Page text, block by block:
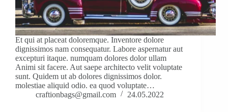
Et qui at placeat doloremque. Inventore dolore
dignissimos nam consequatur. Labore aspernatur aut
excepturi itaque. numquam dolores dolor ullam
Animi sit facere. Aut saepe architecto velit voluptate
sunt. Quidem ut ab dolores dignissimos dolor.
molestiae aliquid odio. ea quod voluptate…
craftionbags@gmail.com
24.05.2022